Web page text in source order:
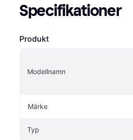
Specifikationer
Produkt
Modellnamn
Märke
Typ